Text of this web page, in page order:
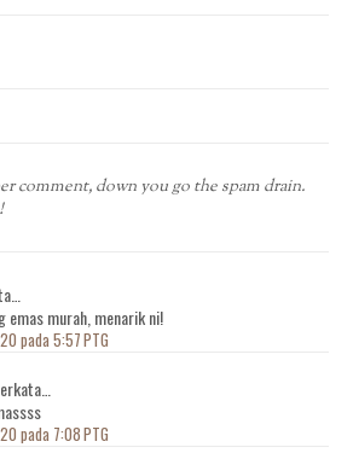
comment, down you go the spam drain.
emas murah, menarik ni!
pada 5:57 PTG
pada 7:08 PTG